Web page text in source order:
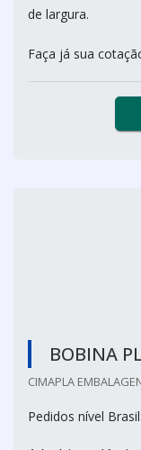
de largura.
Faça já sua
BOBINA
CIMAPLA
Pedidos nível